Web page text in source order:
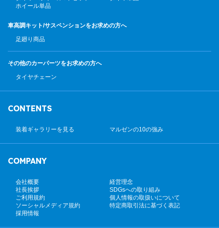
ホイール単品
車高調キット/サスペンションをお求めの方へ
足廻り商品
その他のカーパーツをお求めの方へ
タイヤチェーン
CONTENTS
装着ギャラリーを見る マルゼンの10の強み
COMPANY
会社概要
経営理念
社長挨拶
SDGsへの取り組み
ご利用規約
個人情報の取扱いについて
ソーシャルメディア規約
特定商取引法に基づく表記
採用情報